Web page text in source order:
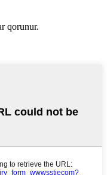
qorunur.